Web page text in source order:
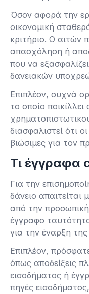
Όσον αφορά την
οικονομική
κριτήριο. Ο αιτών
απασχόληση ή
που να
δανειακών
Επιπλέον, συχνά
το οποίο
διασφαλιστεί ότι
βιώσιμες για τον
Τι έγγραφα
Για την
δάνειο απαιτείται
από την
έγγραφο
για την έναρξη της
Επιπλέον,
όπως αποδείξεις
εισοδήματος ή
πηγές